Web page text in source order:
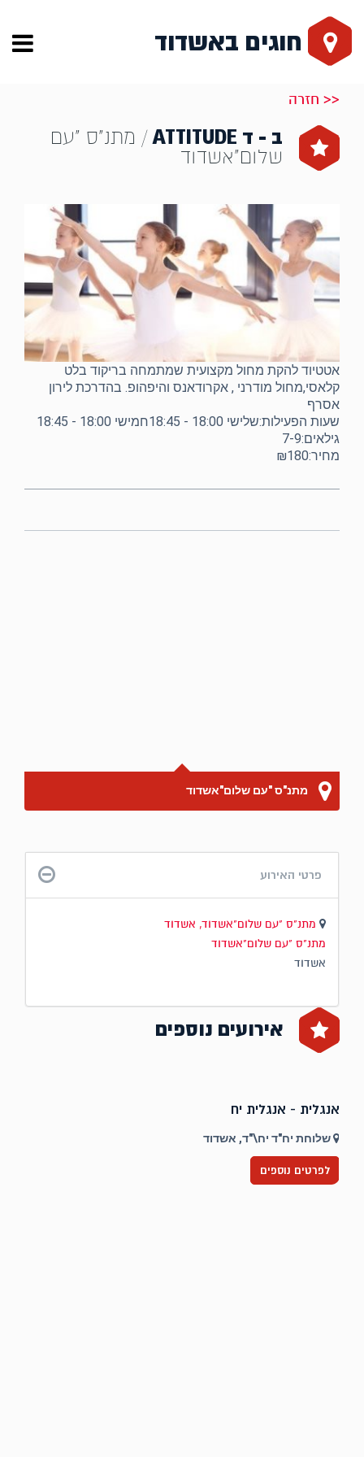
חוגים באשדוד
<< חזרה
ב - ד ATTITUDE
/ מתנ"ס "עם
שלום"אשדוד
אטטיוד להקת מחול מקצועית שמתמחה בריקוד בלט
קלאסי,מחול מודרני , אקרודאנס והיפהופ. בהדרכת לירון
אסרף
שעות הפעילות:שלישי 18:00 - 18:45חמישי 18:00 - 18:45
גילאים:7-9
מחיר:₪180
מתנ"ס "עם שלום"אשדוד
פרטי האירוע
מתנ"ס "עם שלום"אשדוד, אשדוד
מתנ"ס "עם שלום"אשדוד
אשדוד
אירועים נוספים
אנגלית - אנגלית יח
שלוחת יח"ד יח\"ד, אשדוד
לפרטים נוספים